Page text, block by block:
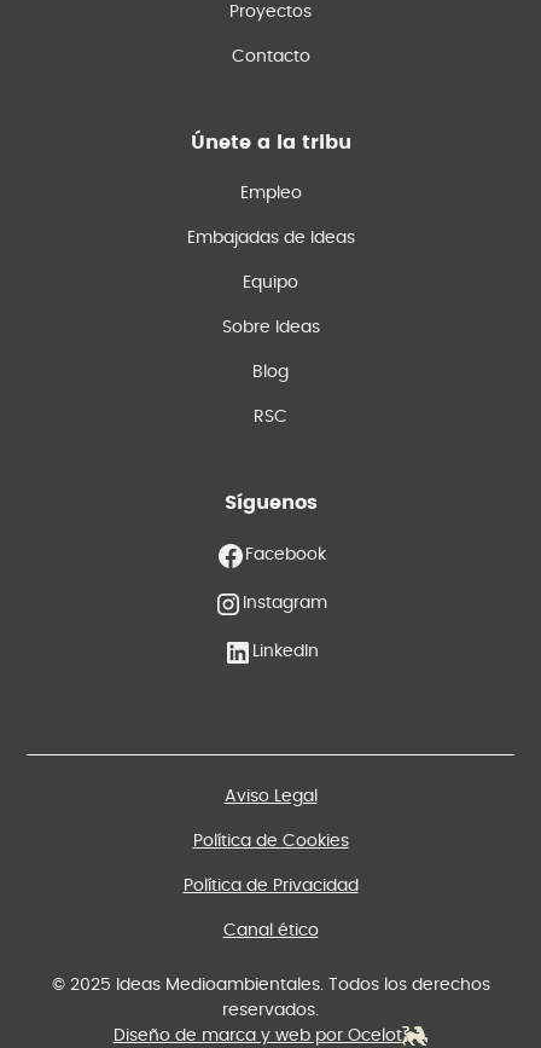
Proyectos
Contacto
Únete a la tribu
Empleo
Embajadas de Ideas
Equipo
Sobre Ideas
Blog
RSC
Síguenos
Facebook
Instagram
LinkedIn
© 2025 Ideas Medioambientales. Todos los derechos
reservados.
Diseño de marca y web por Ocelot
Aviso Legal
Política de Cookies
Política de Privacidad
Canal ético